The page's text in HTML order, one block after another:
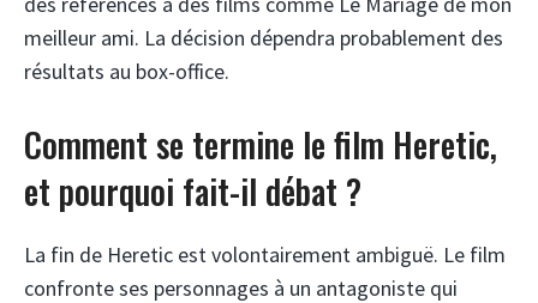
meilleur ami. La décision dépendra probablement des
résultats au box-office.
Comment se termine le film Heretic,
et pourquoi fait-il débat ?
La fin de Heretic est volontairement ambiguë. Le film
confronte ses personnages à un antagoniste qui